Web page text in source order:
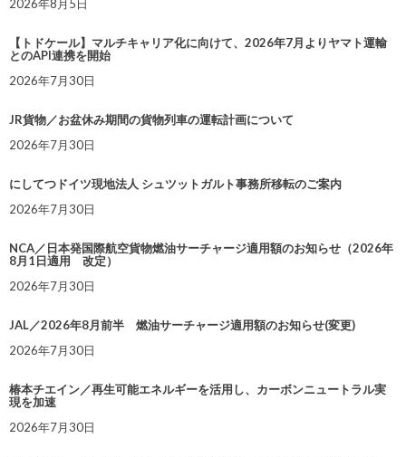
2026年8月5日
【トドケール】マルチキャリア化に向けて、2026年7月よりヤマト運輸
とのAPI連携を開始
2026年7月30日
JR貨物／お盆休み期間の貨物列車の運転計画について
2026年7月30日
にしてつドイツ現地法人 シュツットガルト事務所移転のご案内
2026年7月30日
NCA／日本発国際航空貨物燃油サーチャージ適用額のお知らせ（2026年
8月1日適用 改定）
2026年7月30日
JAL／2026年8月前半 燃油サーチャージ適用額のお知らせ(変更)
2026年7月30日
椿本チエイン／再生可能エネルギーを活用し、カーボンニュートラル実
現を加速
2026年7月30日